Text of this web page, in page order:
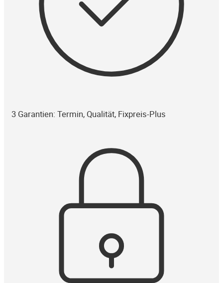
3 Garantien: Termin, Qualität, Fixpreis-Plus